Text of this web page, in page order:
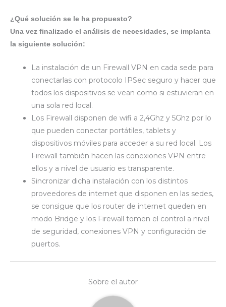
¿Qué solución se le ha propuesto?
Una vez finalizado el análisis de necesidades, se implanta
la siguiente solución:
La instalación de un Firewall VPN en cada sede para
conectarlas con protocolo IPSec seguro y hacer que
todos los dispositivos se vean como si estuvieran en
una sola red local.
Los Firewall disponen de wifi a 2,4Ghz y 5Ghz por lo
que pueden conectar portátiles, tablets y
dispositivos móviles para acceder a su red local. Los
Firewall también hacen las conexiones VPN entre
ellos y a nivel de usuario es transparente.
Sincronizar dicha instalación con los distintos
proveedores de internet que disponen en las sedes,
se consigue que los router de internet queden en
modo Bridge y los Firewall tomen el control a nivel
de seguridad, conexiones VPN y configuración de
puertos.
Sobre el autor